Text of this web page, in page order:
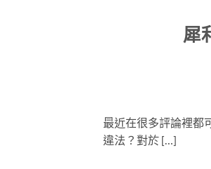
犀
最近在很多評論裡都
違法？對於 […]